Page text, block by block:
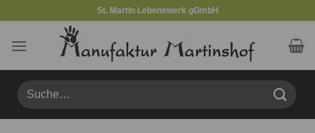
springen
St. Martin Lebenswerk gGmbH
Suche
nach: